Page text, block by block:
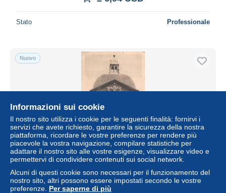
Stato Professionale
Nuovo
52-LANGRES-N°T5224-F/0229
± 6,94 USD
Informazioni sui cookie
Il nostro sito utilizza i cookie per le seguenti finalità: fornirvi i
servizi che avete richiesto, garantire la sicurezza della nostra
piattaforma, ricordare le vostre preferenze per rendere più
piacevole la vostra navigazione, compilare statistiche per
adattare il nostro sito alle vostre esigenze, visualizzare video e
permettervi di condividere contenuti sui social network.
Alcuni di questi cookie sono necessari per il funzionamento del
nostro sito, altri possono essere impostati secondo le vostre
preferenze. Per saperne di più